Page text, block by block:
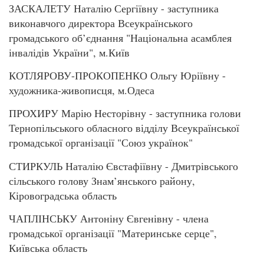
ЗАСКАЛЕТУ Наталію Сергіївну - заступника
виконавчого директора Всеукраїнського
громадського об’єднання "Національна асамблея
інвалідів України", м.Київ
КОТЛЯРОВУ-ПРОКОПЕНКО Ольгу Юріївну -
художника-живописця, м.Одеса
ПРОХИРУ Марію Несторівну - заступника голови
Тернопільського обласного відділу Всеукраїнської
громадської організації "Союз українок"
СТИРКУЛЬ Наталію Євстафіївну - Дмитрівського
сільського голову Знам’янського району,
Кіровоградська область
ЧАПЛІНСЬКУ Антоніну Євгенівну - члена
громадської організації "Материнське серце",
Київська область